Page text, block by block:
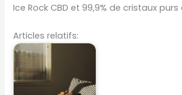
Ice Rock CBD et 99,9% de cristaux purs
Articles relatifs: